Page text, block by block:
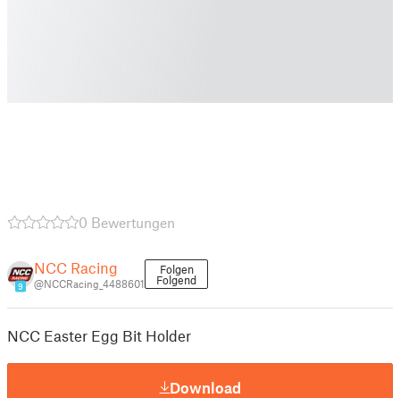
0 Bewertungen
9
NCC Racing
@NCCRacing_4488601
Folgen
Folgend
NCC Easter Egg Bit Holder
Download